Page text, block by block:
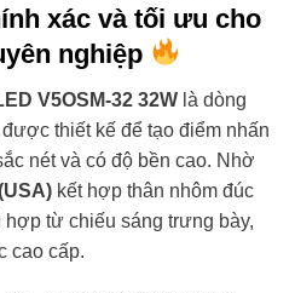
xác và tối ưu cho
nghiệp
V5OSM-32 32W là dòng
thiết kế để tạo điểm nhấn
nét và có độ bền cao. Nhờ
kết hợp thân nhôm đúc
hợp từ chiếu sáng trưng bày,
cao cấp.